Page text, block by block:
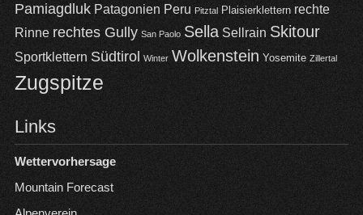
Pamiagdluk Patagonien Peru Pitztal Plaisierklettern rechte
Rinne rechtes Gully San Paolo Sella Sellrain Skitour
Sportklettern Südtirol Winter Wolkenstein Yosemite Zillertal
Zugspitze
Links
Wettervorhersage
Mountain Forecast